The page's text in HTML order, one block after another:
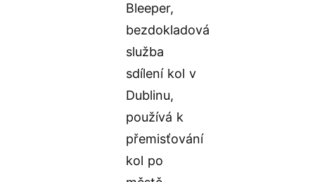
Bleeper,
bezdokladová
služba
sdílení kol v
Dublinu,
používá k
přemisťování
kol po